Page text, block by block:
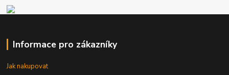
Informace pro zákazníky
Jak nakupovat